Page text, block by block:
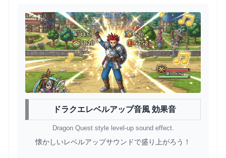
ドラクエレベルアップ音風 効果音
Dragon Quest style level-up sound effect.
懐かしいレベルアップサウンドで盛り上がろう！